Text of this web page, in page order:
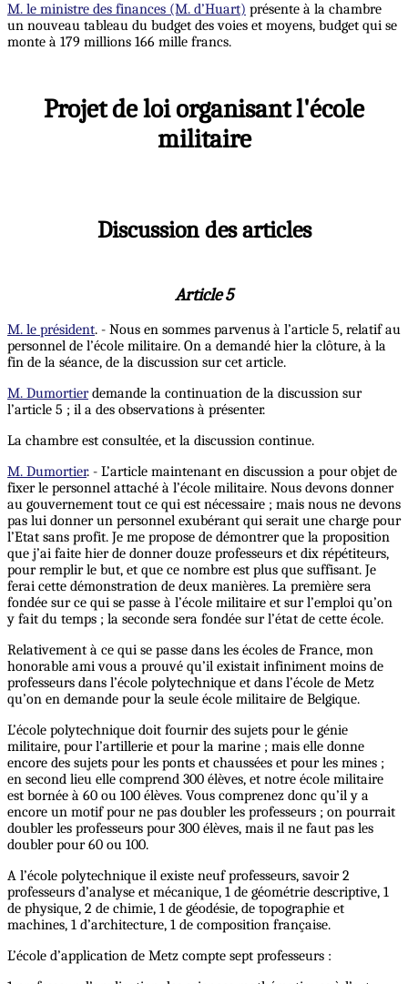
M. le ministre des finances (M. d’Huart) présente à la chambre
un nouveau tableau du budget des voies et moyens, budget qui se
monte à 179 millions 166 mille francs.
Projet de loi organisant l'école
militaire
Discussion des articles
Article 5
M. le président. - Nous en sommes parvenus à l’article 5, relatif au
personnel de l’école militaire. On a demandé hier la clôture, à la
fin de la séance, de la discussion sur cet article.
M. Dumortierdemande la continuation de la discussion sur
l’article 5 ; il a des observations à présenter.
La chambre est consultée, et la discussion continue.
M. Dumortier. - L’article maintenant en discussion a pour objet de
fixer le personnel attaché à l’école militaire. Nous devons donner
au gouvernement tout ce qui est nécessaire ; mais nous ne devons
pas lui donner un personnel exubérant qui serait une charge pour
l’Etat sans profit. Je me propose de démontrer que la proposition
que j’ai faite hier de donner douze professeurs et dix répétiteurs,
pour remplir le but, et que ce nombre est plus que suffisant. Je
ferai cette démonstration de deux manières. La première sera
fondée sur ce qui se passe à l’école militaire et sur l’emploi qu’on
y fait du temps ; la seconde sera fondée sur l’état de cette école.
Relativement à ce qui se passe dans les écoles de France, mon
honorable ami vous a prouvé qu’il existait infiniment moins de
professeurs dans l’école polytechnique et dans l’école de Metz
qu’on en demande pour la seule école militaire de Belgique.
L’école polytechnique doit fournir des sujets pour le génie
militaire, pour l’artillerie et pour la marine ; mais elle donne
encore des sujets pour les ponts et chaussées et pour les mines ;
en second lieu elle comprend 300 élèves, et notre école militaire
est bornée à 60 ou 100 élèves. Vous comprenez donc qu’il y a
encore un motif pour ne pas doubler les professeurs ; on pourrait
doubler les professeurs pour 300 élèves, mais il ne faut pas les
doubler pour 60 ou 100.
A l’école polytechnique il existe neuf professeurs, savoir 2
professeurs d’analyse et mécanique, 1 de géométrie descriptive, 1
de physique, 2 de chimie, 1 de géodésie, de topographie et
machines, 1 d’architecture, 1 de composition française.
L’école d’application de Metz compte sept professeurs :